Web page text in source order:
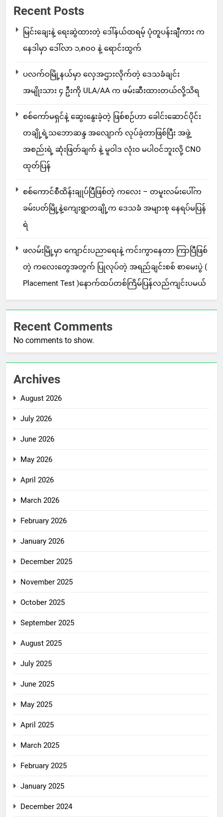
Recent Posts
မြင်းချေးနဲ့ ရေးဆွဲထားတဲ့ ဒေါ်နယ်ထရမ့် ပုံတူပန်းချီကား က
နေဒါမှာ ဒေါ်လာ ၁,၈၀၀ နဲ့ ရောင်းထွက်
ပလက်ဝမြို့နယ်မှာ လှေအဌားလိုက်တဲ့ ဒေသခံချင်း
အမျိုးသား ၄ ဦးကို ULA/AA က ဖမ်းဆီးထားတယ်လို့သိရ
စစ်ကော်မရှင်နဲ့ ဆွေးနွေးခဲ့တဲ့ ဖြစ်စဉ်ဟာ ခေါင်းဆောင်ပိုင်း
တချို့ရဲ့သဘောဆန္ဒ အလျောက် လုပ်ခဲ့တာဖြစ်ပြီး အဖွဲ့
အစည်းရဲ့ ဆုံးဖြတ်ချက် နဲ့ မူဝါဒ လုံးဝ မပါဝင်ဘူးလို့ CNO
ထုတ်ပြန်
စစ်ကောင်စီထိန်းချုပ်ပြီဖြစ်တဲ့ ကလေး – တမူးလမ်းပေါ်က
ခမ်းပတ်မြို့နဲ့ကျေးရွာတချို့က ဒေသခံ အများစု နေရပ်မပြန်
ရဲ
ဖလမ်းမြို့မှာ ကျောင်းပညာရေးနဲ့ ကင်းကွာနေတာ ကြာပြီဖြစ်
တဲ့ ကလေးတွေအတွက် ပြုလုပ်တဲ့ အရည်ချင်းစစ် စာမေးပွဲ (
Placement Test )နောက်ထပ်တစ်ကြိမ်ပြန်လည်ကျင်းပမယ်
Recent Comments
No comments to show.
Archives
August 2026
July 2026
June 2026
May 2026
April 2026
March 2026
February 2026
January 2026
December 2025
November 2025
October 2025
September 2025
August 2025
July 2025
June 2025
May 2025
April 2025
March 2025
February 2025
January 2025
December 2024